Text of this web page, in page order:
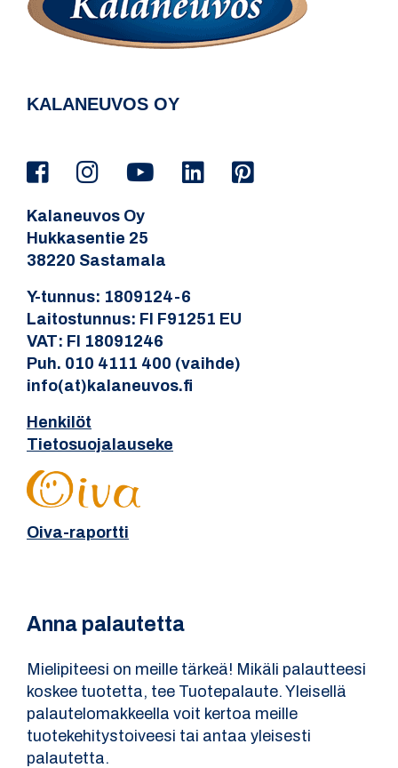
KALANEUVOS OY
Kalaneuvos Oy
Hukkasentie 25
38220 Sastamala
Y-tunnus: 1809124-6
Laitostunnus: FI F91251 EU
VAT: FI 18091246
Puh. 010 4111 400 (vaihde)
info(at)kalaneuvos.fi
Henkilöt
Tietosuojalauseke
Oiva-raportti
Anna palautetta
Mielipiteesi on meille tärkeä! Mikäli palautteesi
koskee tuotetta, tee Tuotepalaute. Yleisellä
palautelomakkeella voit kertoa meille
tuotekehitystoiveesi tai antaa yleisesti
palautetta.